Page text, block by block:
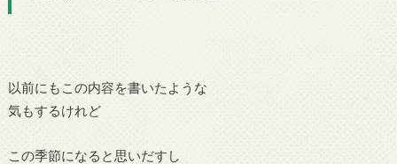
以前にもこの内容を書いたような
気もするけれど
この季節になると思いだすし